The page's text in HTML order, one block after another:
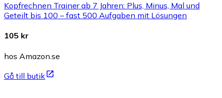
Kopfrechnen Trainer ab 7 Jahren: Plus, Minus, Mal und
Geteilt bis 100 – fast 500 Aufgaben mit Lösungen
105 kr
hos Amazon.se
Gå till butik